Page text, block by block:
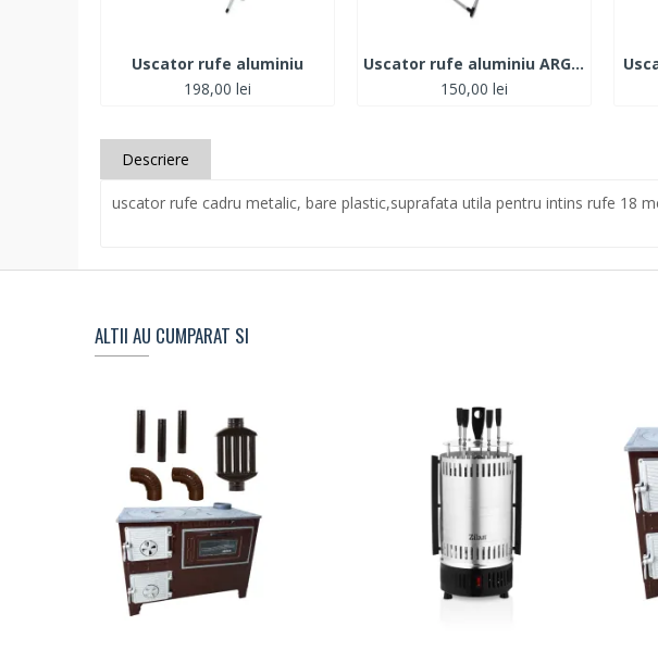
Uscator rufe aluminiu
198,00 lei
Uscator rufe aluminiu ARGENTO
150,00 lei
Descriere
uscator rufe cadru metalic, bare plastic,suprafata utila pentru intins rufe 18
ALTII AU CUMPARAT SI